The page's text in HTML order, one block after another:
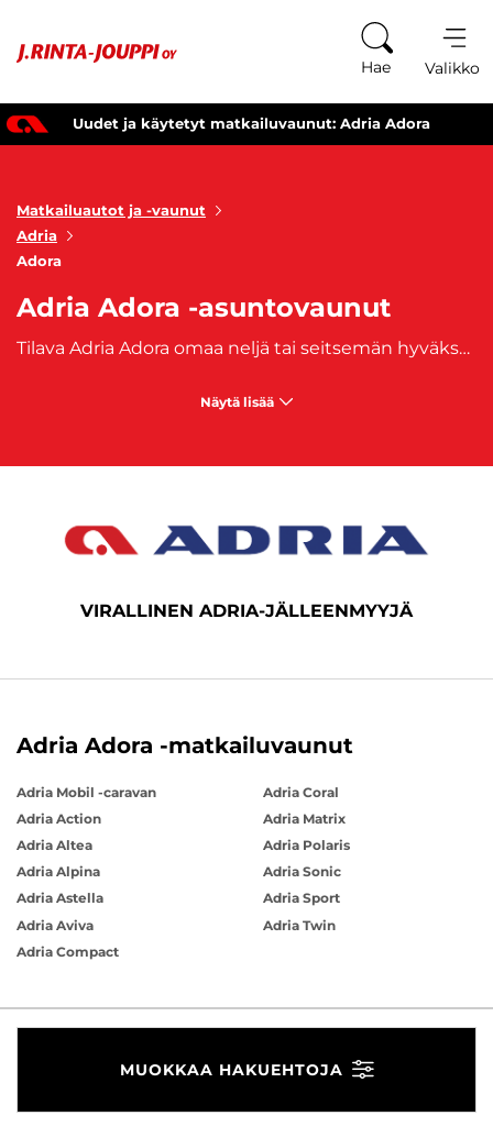
Hae Valikko
Uudet ja käytetyt matkailuvaunut: Adria Adora
Matkailuautot ja -vaunut
Adria
Adora
Adria Adora -asuntovaunut
Tilava Adria Adora omaa neljä tai seitsemän hyväksyttyä vuodepaikkaa. Turvallinen Adora-matkailuvaunu on tunnettu hienosta designistaan. Adoran asuntovaunu on turvallinen, sekä miellyttävä matkustusvaihtoehto pidemmällekin matkalle. Osta oma, heti saatavilla oleva Adria Adora -matkailuvaunusi J. Rinta-joupilta. Vaunuun on saatavilla myös edullinen
Näytä lisää
VIRALLINEN ADRIA-JÄLLEENMYYJÄ
Adria Adora -matkailuvaunut
Adria Mobil -caravan
Adria Action
Adria Altea
Adria Alpina
Adria Astella
Adria Aviva
Adria Compact
Adria Coral
Adria Matrix
Adria Polaris
Adria Sonic
Adria Sport
Adria Twin
MUOKKAA HAKUEHTOJA